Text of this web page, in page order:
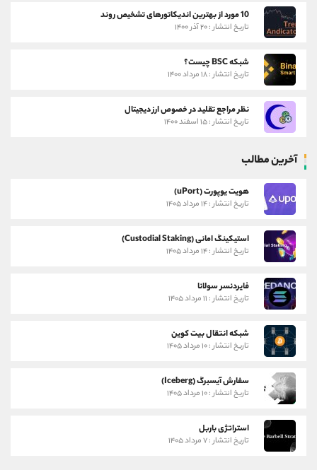
10 مورد از بهترین اندیکاتورهای تشخیص روند
تاریخ انتشار : ۲۰ آذر ۱۴۰۰
شبکه BSC چیست؟
تاریخ انتشار : ۱۸ مرداد ۱۴۰۰
نظر مراجع تقلید در خصوص ارز دیجیتال
تاریخ انتشار : ۱۵ اسفند ۱۴۰۰
آخرین مطالب
هویت یوپورت (uPort)
تاریخ انتشار : ۱۴ مرداد ۱۴۰۵
استیکینگ امانی (Custodial Staking)
تاریخ انتشار : ۱۴ مرداد ۱۴۰۵
فایردنسر سولانا
تاریخ انتشار : ۱۱ مرداد ۱۴۰۵
شبکه انتقال بیت کوین
تاریخ انتشار : ۱۰ مرداد ۱۴۰۵
سفارش آیسبرگ (Iceberg)
تاریخ انتشار : ۱۰ مرداد ۱۴۰۵
استراتژی باربل
تاریخ انتشار : ۷ مرداد ۱۴۰۵